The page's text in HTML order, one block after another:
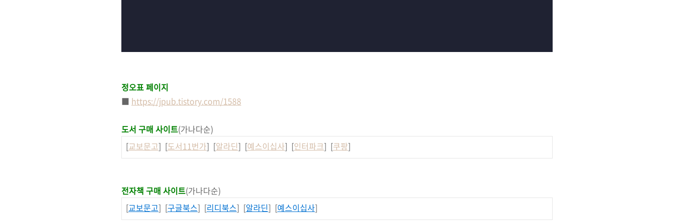
정오표 페이지
■ https://jpub.tistory.com/1588
도서 구매 사이트(가나다순)
[교보문고] [도서11번가] [알라딘] [예스이십사] [인터파크] [쿠팡]
전자책 구매 사이트(가나다순)
[교보문고] [구글북스] [리디북스] [알라딘] [예스이십사]